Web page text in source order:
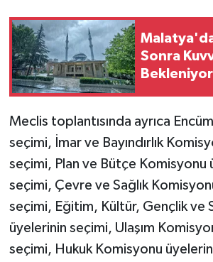
Sonra
Bekleniyor
Meclis toplantısında ayrıca
seçimi, İmar ve Bayındırlık
seçimi, Plan ve Bütçe Komisyonu
seçimi, Çevre ve Sağlık
seçimi, Eğitim, Kültür, Gençlik ve
üyelerinin seçimi, Ulaşım
seçimi, Hukuk Komisyonu